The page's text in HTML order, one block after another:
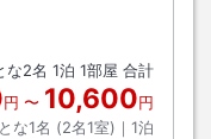
な2名 1泊 1部屋 合計
円 〜 10,600円
な1名 (2名1室)｜ 1泊